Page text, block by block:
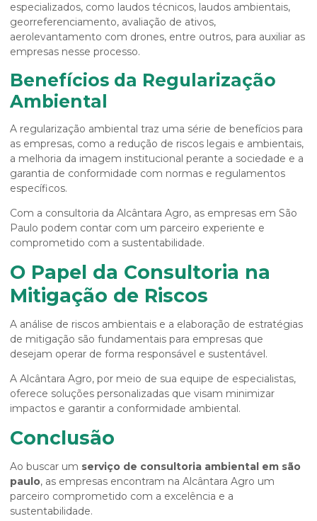
especializados, como laudos técnicos, laudos ambientais,
georreferenciamento, avaliação de ativos,
aerolevantamento com drones, entre outros, para auxiliar as
empresas nesse processo.
Benefícios da Regularização
Ambiental
A regularização ambiental traz uma série de benefícios para
as empresas, como a redução de riscos legais e ambientais,
a melhoria da imagem institucional perante a sociedade e a
garantia de conformidade com normas e regulamentos
específicos.
Com a consultoria da Alcântara Agro, as empresas em São
Paulo podem contar com um parceiro experiente e
comprometido com a sustentabilidade.
O Papel da Consultoria na
Mitigação de Riscos
A análise de riscos ambientais e a elaboração de estratégias
de mitigação são fundamentais para empresas que
desejam operar de forma responsável e sustentável.
A Alcântara Agro, por meio de sua equipe de especialistas,
oferece soluções personalizadas que visam minimizar
impactos e garantir a conformidade ambiental.
Conclusão
Ao buscar um serviço de consultoria ambiental em são
paulo, as empresas encontram na Alcântara Agro um
parceiro comprometido com a excelência e a
sustentabilidade.